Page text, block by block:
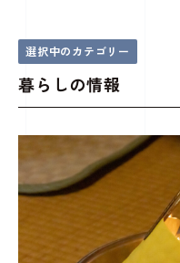
選択中のカテゴリー
暮らしの情報